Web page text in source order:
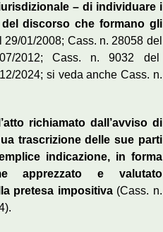
– di individuare i
discorso che formano gli
01/2008; Cass. n. 28058 del
07/2012; Cass. n. 9032 del
2024; si veda anche Cass. n.
richiamato dall’avviso di
trascrizione delle sue parti
indicazione, in forma
apprezzato e valutato
pretesa impositiva(Cass. n.